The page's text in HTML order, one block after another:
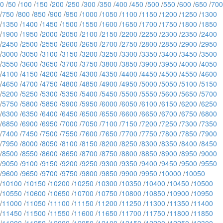
0 /50 /100 /150 /200 /250 /300 /350 /400 /450 /500 /550 /600 /650 /700
/750 /800 /850 /900 /950 /1000 /1050 /1100 /1150 /1200 /1250 /1300
/1350 /1400 /1450 /1500 /1550 /1600 /1650 /1700 /1750 /1800 /1850
/1900 /1950 /2000 /2050 /2100 /2150 /2200 /2250 /2300 /2350 /2400
/2450 /2500 /2550 /2600 /2650 /2700 /2750 /2800 /2850 /2900 /2950
/3000 /3050 /3100 /3150 /3200 /3250 /3300 /3350 /3400 /3450 /3500
/3550 /3600 /3650 /3700 /3750 /3800 /3850 /3900 /3950 /4000 /4050
/4100 /4150 /4200 /4250 /4300 /4350 /4400 /4450 /4500 /4550 /4600
/4650 /4700 /4750 /4800 /4850 /4900 /4950 /5000 /5050 /5100 /5150
/5200 /5250 /5300 /5350 /5400 /5450 /5500 /5550 /5600 /5650 /5700
/5750 /5800 /5850 /5900 /5950 /6000 /6050 /6100 /6150 /6200 /6250
/6300 /6350 /6400 /6450 /6500 /6550 /6600 /6650 /6700 /6750 /6800
/6850 /6900 /6950 /7000 /7050 /7100 /7150 /7200 /7250 /7300 /7350
/7400 /7450 /7500 /7550 /7600 /7650 /7700 /7750 /7800 /7850 /7900
/7950 /8000 /8050 /8100 /8150 /8200 /8250 /8300 /8350 /8400 /8450
/8500 /8550 /8600 /8650 /8700 /8750 /8800 /8850 /8900 /8950 /9000
/9050 /9100 /9150 /9200 /9250 /9300 /9350 /9400 /9450 /9500 /9550
/9600 /9650 /9700 /9750 /9800 /9850 /9900 /9950 /10000 /10050
/10100 /10150 /10200 /10250 /10300 /10350 /10400 /10450 /10500
/10550 /10600 /10650 /10700 /10750 /10800 /10850 /10900 /10950
/11000 /11050 /11100 /11150 /11200 /11250 /11300 /11350 /11400
/11450 /11500 /11550 /11600 /11650 /11700 /11750 /11800 /11850